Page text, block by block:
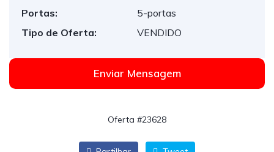
Portas:
5-portas
Tipo de Oferta:
VENDIDO
Enviar Mensagem
Oferta #23628